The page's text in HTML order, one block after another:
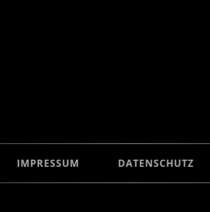
IMPRESSUM DATENSCHUTZ